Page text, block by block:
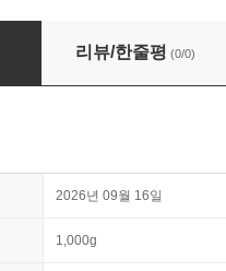
) - 3집 Tyber
리뷰/한줄평 (0/0)
2026년 09월 16일
1,000g